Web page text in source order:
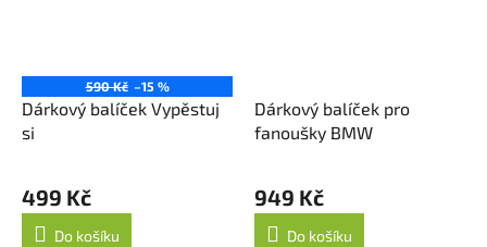
590 Kč –15 %
Dárkový balíček Vypěstuj
si
499 Kč
Do košíku
Dárkový balíček pro
fanoušky BMW
949 Kč
Do košíku